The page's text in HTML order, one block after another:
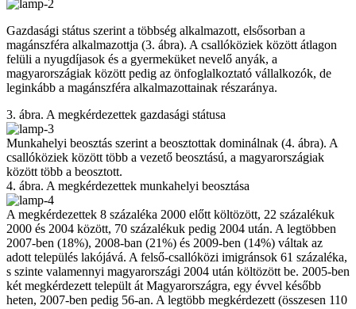
Gazdasági státus szerint a többség alkalmazott, elsősorban a
magánszféra alkalmazottja (3. ábra). A csallóköziek között átlagon
felüli a nyugdíjasok és a gyermeküket nevelő anyák, a
magyarországiak között pedig az önfoglalkoztató vállalkozók, de
leginkább a magánszféra alkalmazottainak részaránya.
3. ábra. A megkérdezettek gazdasági státusa
Munkahelyi beosztás szerint a beosztottak dominálnak (4. ábra). A
csallóköziek között több a vezető beosztású, a magyarországiak
között több a beosztott.
4. ábra. A megkérdezettek munkahelyi beosztása
A megkérdezettek 8 százaléka 2000 előtt költözött, 22 százalékuk
2000 és 2004 között, 70 százalékuk pedig 2004 után. A legtöbben
2007-ben (18%), 2008-ban (21%) és 2009-ben (14%) váltak az
adott település lakójává. A felső-csallóközi imigránsok 61 százaléka,
s szinte valamennyi magyarországi 2004 után költözött be. 2005-ben
két megkérdezett települt át Magyarországra, egy évvel később
heten, 2007-ben pedig 56-an. A legtöbb megkérdezett (összesen 110